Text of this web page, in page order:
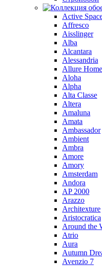
Active
Affresco
Aisslinger
Alba
Alcantara
Alessandria
Allure Home
Aloha
Alpha
Alta Classe
Altera
Amaluna
Amata
Ambassador
Ambient
Ambra
Amore
Amory
Amsterdam
Andora
AP 2000
Arazzo
Architexture
Aristocratica
Around the
Atrio
Aura
Autumn
Avenzio 7